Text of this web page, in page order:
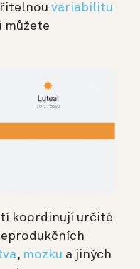
variabilitu
můžete
koordinují určité
, mozku a jiných